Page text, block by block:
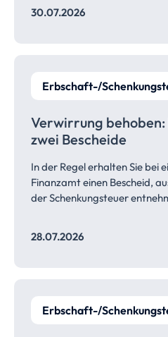
30.07.2026
Erbschaft-/
Verwirrung behoben:
zwei Bescheide
In der Regel erhalten Sie bei
Finanzamt einen Bescheid,
der Schenkungsteuer
28.07.2026
Erbschaft-/